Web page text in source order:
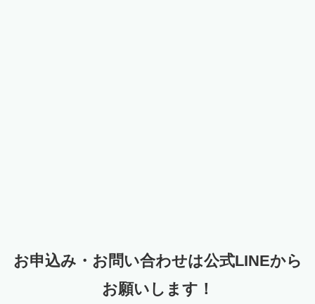
お申込み・お問い合わせは公式LINEから
お願いします！